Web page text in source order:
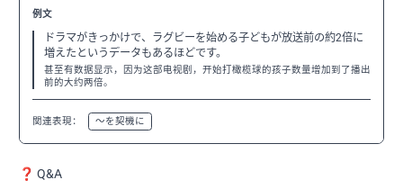
例文
ドラマがきっかけで、ラグビーを始める子どもが放送前の約2倍に
増えたというデータもあるほどです。
甚至有数据显示，因为这部电视剧，开始打橄榄球的孩子数量增加到了播出
前的大约两倍。
関連表現： 〜を契機に
❓ Q&A